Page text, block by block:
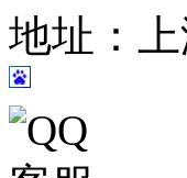
地址：